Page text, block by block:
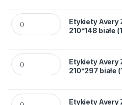
Etykiety Avery Zweckform
Etykiety Avery
210*148 białe
Etykiety Avery Zweckform
Etykiety Avery
210*297 białe
Etykiety Avery Zweckform
Etykiety Avery